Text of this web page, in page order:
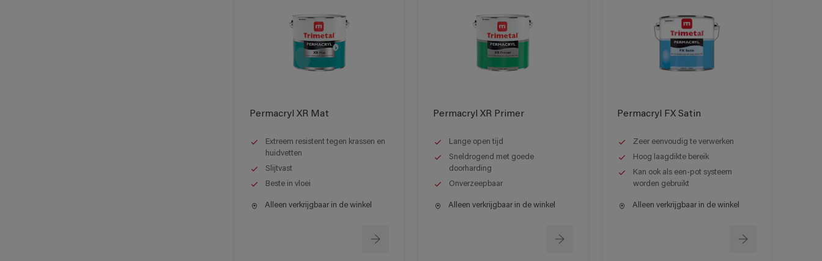
Permacryl XR Mat
Extreem resistent tegen krassen en
huidvetten
Slijtvast
Beste in vloei
Alleen verkrijgbaar in de winkel
Permacryl XR Primer
Lange open tijd
Sneldrogend met goede
doorharding
Onverzeepbaar
Alleen verkrijgbaar in de winkel
Permacryl FX Satin
Zeer eenvoudig te verwerken
Hoog laagdikte bereik
Kan ook als een-pot systeem
worden gebruikt
Alleen verkrijgbaar in de winkel